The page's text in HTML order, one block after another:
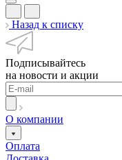
Назад к списку
Подписывайтесь
на новости и акции
О компании
Оплата